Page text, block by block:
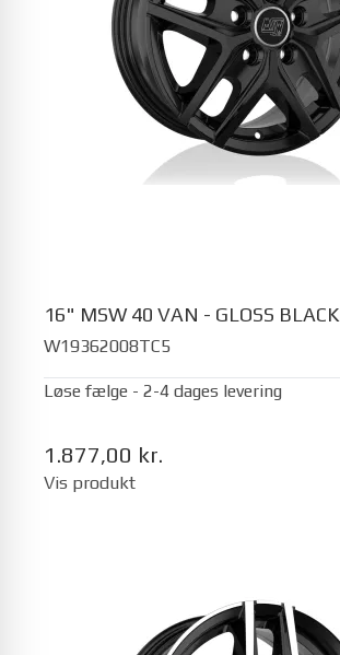
16" MSW 40 VAN - GLOSS BLACK
W19362008TC5
Løse fælge - 2-4 dages levering
1.877,00 kr.
Vis produkt